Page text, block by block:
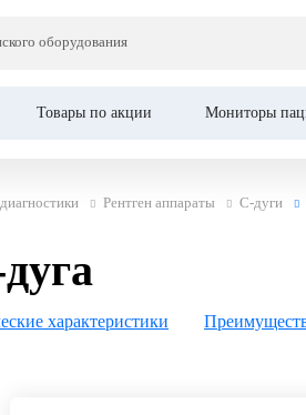
оборудования
Товары по акции Мониторы
Рентген аппараты С-дуги
характеристики